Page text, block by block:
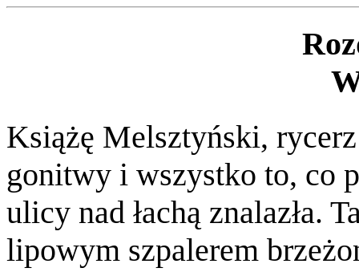
Książę Melsztyński,
gonitwy i wszystko to, co
ulicy nad łachą znalazła.
lipowym szpalerem